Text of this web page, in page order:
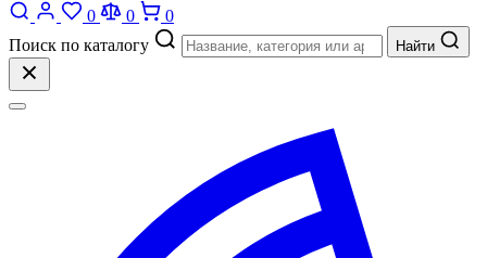
0
0
0
Поиск по каталогу
Найти